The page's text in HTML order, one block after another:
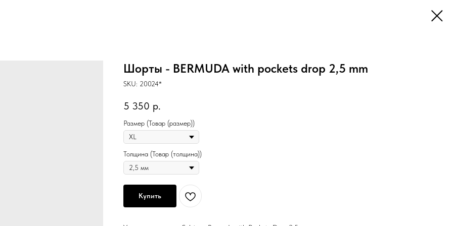
Шорты - BERMUDA with pockets drop 2,5 mm
SKU: 20024*
5 350 р.
Размер (Товар (размер))
Толщина (Товар (толщина))
Купить